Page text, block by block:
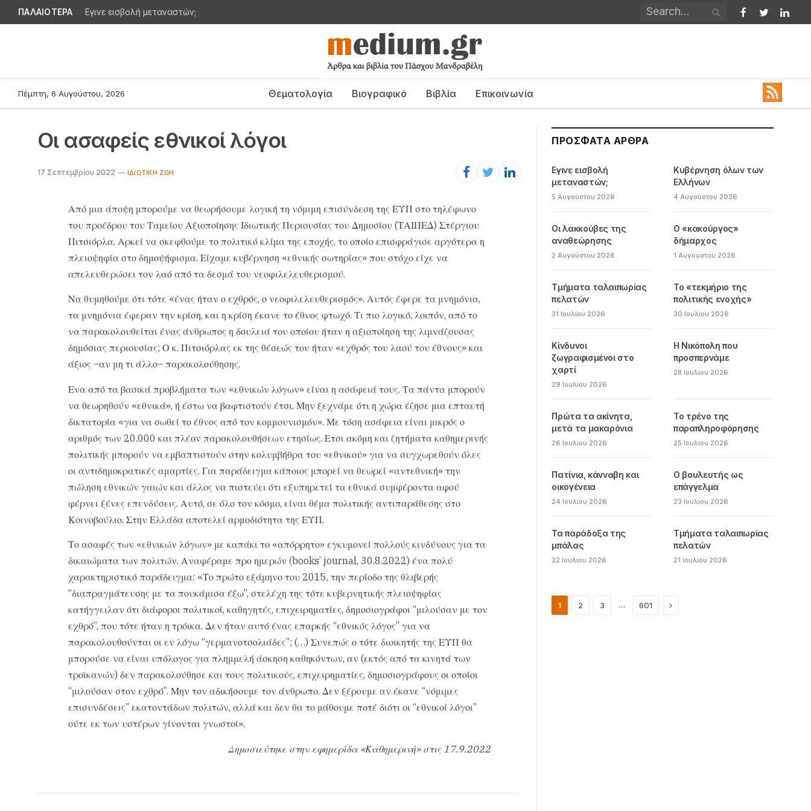
ΠΑΛΑΙΟΤΕΡΑ Εγινε εισβολή μεταναστών;
Facebook
Twitter
Πέμπτη, 6 Αυγούστου, 2026 Θεματολογία Βιογραφικό Βιβλία Επικοινωνία
Οι ασαφείς εθνικοί λόγοι
17 Σεπτεμβρίου 2022 IΔΙΩΤΙΚΉ ΖΩΉ
Από μια άποψη μπορούμε να θεωρήσουμε λογική τη νόμιμη επισύνδεση της ΕΥΠ στο τηλέφωνο
του προέδρου του Ταμείου Αξιοποίησης Ιδιωτικής Περιουσίας του Δημοσίου (ΤΑΙΠΕΔ) Στέργιου
Πιτσιόρλα. Αρκεί να σκεφθούμε το πολιτικό κλίμα της εποχής, το οποίο επισφράγισε αργότερα η
πλειοψηφία στο δημοψήφισμα. Είχαμε κυβέρνηση «εθνικής σωτηρίας» που στόχο είχε να
απελευθερώσει τον λαό από τα δεσμά του νεοφιλελευθερισμού.
Να θυμηθούμε ότι τότε «ένας ήταν ο εχθρός, ο νεοφιλελευθερισμός». Αυτός έφερε τα μνημόνια,
τα μνημόνια έφεραν την κρίση, και η κρίση έκανε το έθνος φτωχό. Τι πιο λογικό, λοιπόν, από το
να παρακολουθείται ένας άνθρωπος η δουλειά του οποίου ήταν η αξιοποίηση της λιμνάζουσας
δημόσιας περιουσίας; Ο κ. Πιτσιόρλας εκ της θέσεώς του ήταν «εχθρός του λαού του έθνους» και
άξιος –αν μη τι άλλο– παρακολούθησης.
Ενα από τα βασικά προβλήματα των «εθνικών λόγων» είναι η ασάφειά τους. Τα πάντα μπορούν
να θεωρηθούν «εθνικά», ή έστω να βαφτιστούν έτσι. Μην ξεχνάμε ότι η χώρα έζησε μια επταετή
δικτατορία «για να σωθεί το έθνος από τον κομμουνισμόν». Με τόση ασάφεια είναι μικρός ο
αριθμός των 20.000 και πλέον παρακολουθήσεων ετησίως. Ετσι ακόμη και ζητήματα καθημερινής
πολιτικής μπορούν να εμβαπτιστούν στην κολυμβήθρα του «εθνικού» για να συγχωρεθούν όλες
οι αντιδημοκρατικές αμαρτίες. Για παράδειγμα κάποιος μπορεί να θεωρεί «αντεθνική» την
πώληση εθνικών γαιών και άλλος να πιστεύει ότι εξυπηρετεί τα εθνικά συμφέροντα αφού
φέρνει ξένες επενδύσεις. Αυτό, σε όλο τον κόσμο, είναι θέμα πολιτικής αντιπαράθεσης στο
Κοινοβούλιο. Στην Ελλάδα αποτελεί αρμοδιότητα της ΕΥΠ.
Το ασαφές των «εθνικών λόγων» με καπάκι το «απόρρητο» εγκυμονεί πολλούς κινδύνους για τα
δικαιώματα των πολιτών. Αναφέραμε προ ημερών (books’ journal, 30.8.2022) ένα πολύ
χαρακτηριστικό παράδειγμα: «Το πρώτο εξάμηνο του 2015, την περίοδο της θλιβερής
“διαπραγμάτευσης με τα πουκάμισα έξω”, στελέχη της τότε κυβερνητικής πλειοψηφίας
κατήγγειλαν ότι διάφοροι πολιτικοί, καθηγητές, επιχειρηματίες, δημοσιογράφοι “μιλούσαν με τον
εχθρό”, που τότε ήταν η τρόικα. Δεν ήταν αυτό ένας επαρκής “εθνικός λόγος” για να
παρακολουθούνται οι εν λόγω “γερμανοτσολιάδες”; (…) Συνεπώς ο τότε διοικητής της ΕΥΠ θα
μπορούσε να είναι υπόλογος για πλημμελή άσκηση καθηκόντων, αν (εκτός από τα κινητά των
τροϊκανών) δεν παρακολούθησε και τους πολιτικούς, επιχειρηματίες, δημοσιογράφους οι οποίοι
“μιλούσαν στον εχθρό”. Μην τον αδικήσουμε τον άνθρωπο. Δεν ξέρουμε αν έκανε “νόμιμες
επισυνδέσεις” εκατοντάδων πολιτών, αλλά και δεν θα το μάθουμε ποτέ διότι οι “εθνικοί λόγοι”
ούτε εκ των υστέρων γίνονται γνωστοί».
Δημοσιεύτηκε στην εφημερίδα «Καθημερινή» στις 17.9.2022
ΠΡΌΣΦΑΤΑ ΆΡΘΡΑ
Εγινε εισβολή
μεταναστών;
5 Αυγούστου 2026
Κυβέρνηση όλων των
Ελλήνων
4 Αυγούστου 2026
Οι λακκούβες της
αναθεώρησης
2 Αυγούστου 2026
Ο «κακούργος»
δήμαρχος
1 Αυγούστου 2026
Τμήματα ταλαιπωρίας
πελατών
31 Ιουλίου 2026
Το «τεκμήριο της
πολιτικής ενοχής»
30 Ιουλίου 2026
Κίνδυνοι
ζωγραφισμένοι στο
χαρτί
29 Ιουλίου 2026
Η Νικόπολη που
προσπερνάμε
28 Ιουλίου 2026
Πρώτα τα ακίνητα,
μετά τα μακαρόνια
26 Ιουλίου 2026
Το τρένο της
παραπληροφόρησης
25 Ιουλίου 2026
Πατίνια, κάνναβη και
οικογένεια
24 Ιουλίου 2026
Ο βουλευτής ως
επάγγελμα
23 Ιουλίου 2026
Τα παράδοξα της
μπάλας
22 Ιουλίου 2026
Τμήματα ταλαιπωρίας
πελατών
21 Ιουλίου 2026
1 2 3 … 601 Next